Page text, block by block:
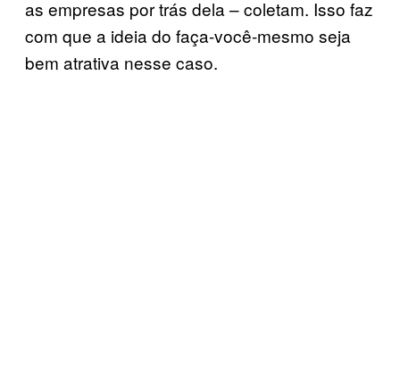
as empresas por trás dela – coletam. Isso faz
com que a ideia do faça-você-mesmo seja
bem atrativa nesse caso.